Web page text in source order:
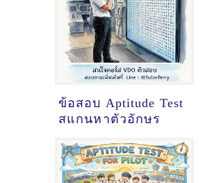
ข้อสอบ Aptitude Test
สแกนหาตัวอักษร